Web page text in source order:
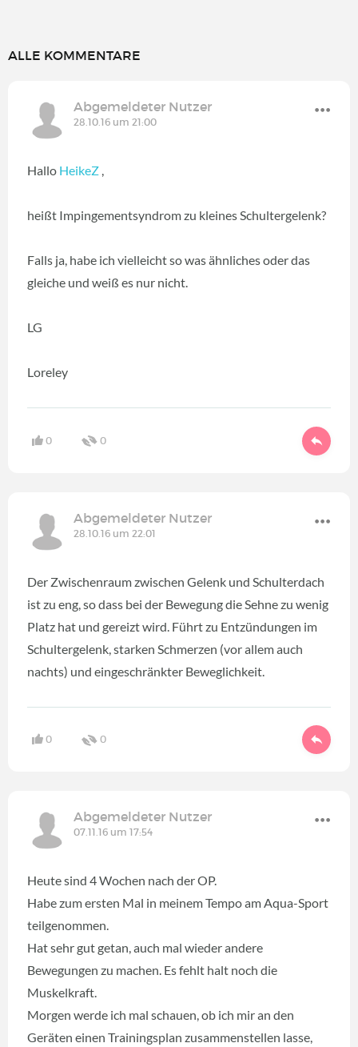
ALLE KOMMENTARE
Abgemeldeter Nutzer
28.10.16 um 21:00
Hallo HeikeZ ,
heißt Impingementsyndrom zu kleines Schultergelenk?
Falls ja, habe ich vielleicht so was ähnliches oder das
gleiche und weiß es nur nicht.
LG
Loreley
0 0
Abgemeldeter Nutzer
28.10.16 um 22:01
Der Zwischenraum zwischen Gelenk und Schulterdach
ist zu eng, so dass bei der Bewegung die Sehne zu wenig
Platz hat und gereizt wird. Führt zu Entzündungen im
Schultergelenk, starken Schmerzen (vor allem auch
nachts) und eingeschränkter Beweglichkeit.
0 0
Abgemeldeter Nutzer
07.11.16 um 17:54
Heute sind 4 Wochen nach der OP.
Habe zum ersten Mal in meinem Tempo am Aqua-Sport
teilgenommen.
Hat sehr gut getan, auch mal wieder andere
Bewegungen zu machen. Es fehlt halt noch die
Muskelkraft.
Morgen werde ich mal schauen, ob ich mir an den
Geräten einen Trainingsplan zusammenstellen lasse,